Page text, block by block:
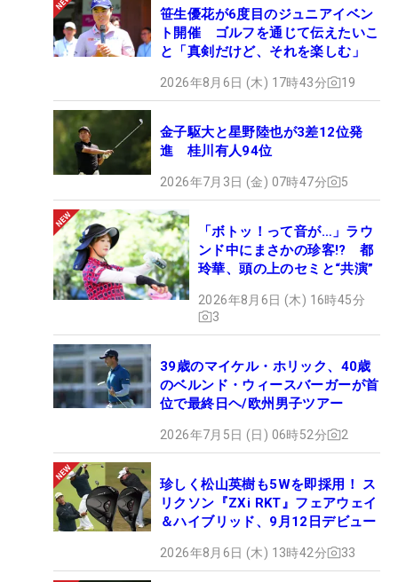
笹生優花が6度目のジュニアイベン
ト開催 ゴルフを通じて伝えたいこ
と「真剣だけど、それを楽しむ」
2026年8月6日 (木) 17時43分 19
金子駆大と星野陸也が3差12位発
進 桂川有人94位
2026年7月3日 (金) 07時47分 5
「ボトッ！って音が…」ラウ
ンド中にまさかの珍客!? 都
玲華、頭の上のセミと“共演”
2026年8月6日 (木) 16時45分
3
39歳のマイケル・ホリック、40歳
のベルンド・ウィースバーガーが首
位で最終日ヘ/欧州男子ツアー
2026年7月5日 (日) 06時52分 2
珍しく松山英樹も5Wを即採用！ ス
リクソン『ZXi RKT』フェアウェイ
＆ハイブリッド、9月12日デビュー
2026年8月6日 (木) 13時42分 33